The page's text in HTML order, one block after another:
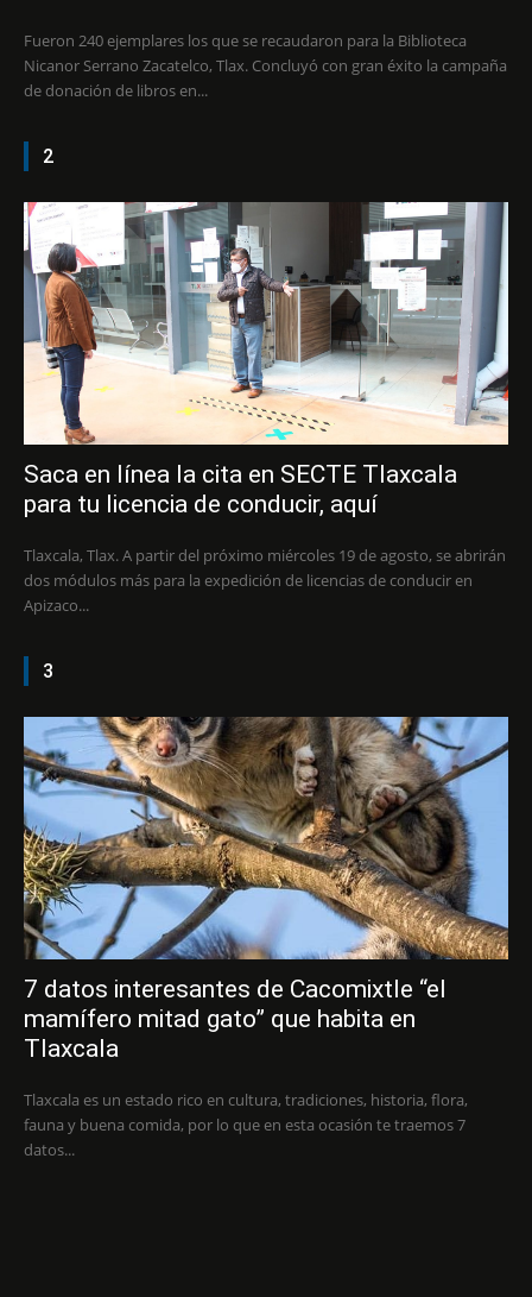
Fueron 240 ejemplares los que se recaudaron para la Biblioteca
Nicanor Serrano Zacatelco, Tlax. Concluyó con gran éxito la campaña
de donación de libros en...
2
Saca en línea la cita en SECTE Tlaxcala
para tu licencia de conducir, aquí
Tlaxcala, Tlax. A partir del próximo miércoles 19 de agosto, se abrirán
dos módulos más para la expedición de licencias de conducir en
Apizaco...
3
7 datos interesantes de Cacomixtle “el
mamífero mitad gato” que habita en
Tlaxcala
Tlaxcala es un estado rico en cultura, tradiciones, historia, flora,
fauna y buena comida, por lo que en esta ocasión te traemos 7
datos...